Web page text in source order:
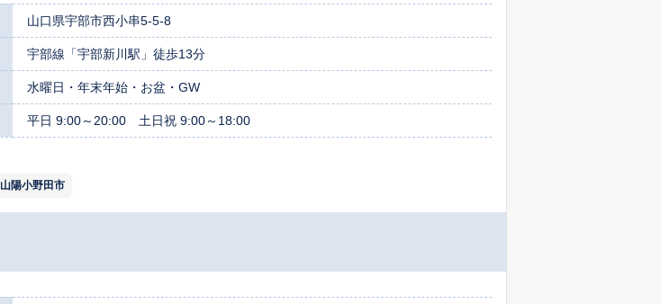
山口県宇部市西小串5-5-8
宇部線「宇部新川駅」徒歩13分
水曜日・年末年始・お盆・GW
平日 9:00～20:00 土日祝 9:00～18:00
山陽小野田市